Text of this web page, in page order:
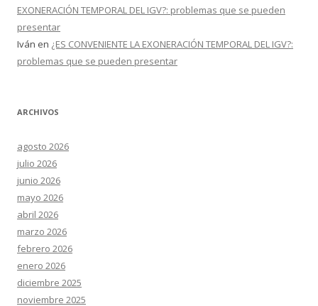
EXONERACIÓN TEMPORAL DEL IGV?: problemas que se pueden
presentar
Iván en ¿ES CONVENIENTE LA EXONERACIÓN TEMPORAL DEL IGV?:
problemas que se pueden presentar
ARCHIVOS
agosto 2026
julio 2026
junio 2026
mayo 2026
abril 2026
marzo 2026
febrero 2026
enero 2026
diciembre 2025
noviembre 2025